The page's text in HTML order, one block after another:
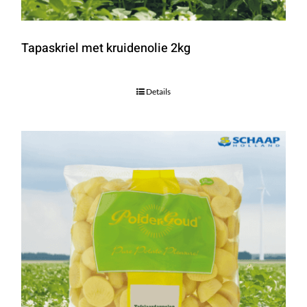
Tapaskriel met kruidenolie 2kg
Details